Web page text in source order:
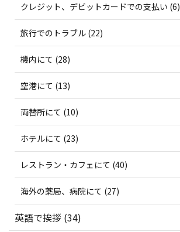
クレジット、デビットカードでの支払い (6)
旅行でのトラブル (22)
機内にて (28)
空港にて (13)
両替所にて (10)
ホテルにて (23)
レストラン・カフェにて (40)
海外の薬局、病院にて (27)
英語で挨拶 (34)